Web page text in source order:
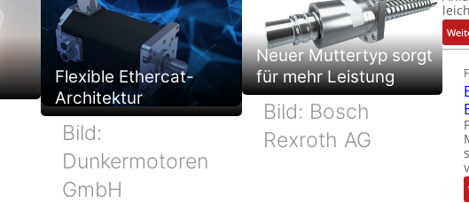
Flexible Ethercat-
Architektur
Bild:
Dunkermotoren
GmbH
Neuer Muttertyp sorgt
für mehr Leistung
Bild: Bosch
Rexroth AG